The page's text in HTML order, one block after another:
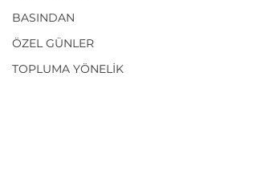
BASINDAN
ÖZEL GÜNLER
TOPLUMA YÖNELİK